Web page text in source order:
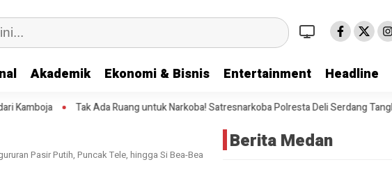
Akademik Ekonomi & Bisnis Entertainment Headline
untuk Narkoba! Satresnarkoba Polresta Deli Serdang Tangkap Tersangka di Batang Kuis
Pasir Putih, Puncak Tele, hingga Si Bea-Bea
Berita Medan